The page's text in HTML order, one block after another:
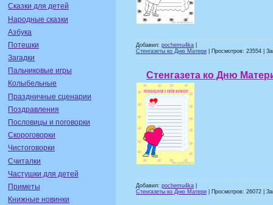
Сказки для детей
Народные сказки
Азбука
Потешки
Загадки
Пальчиковые игры
Колыбельные
Праздничные сценарии
Поздравления
Пословицы и поговорки
Скороговорки
Чистоговорки
Считалки
Частушки для детей
Приметы
Книжные новинки
Добавил: pochemu4ka
Стенгазеты ко Дню Матери | Просмотров: 23554 |
Стенгазета ко Дню
Добавил: pochemu4ka
Стенгазеты ко Дню Матери | Просмотров: 26072 |